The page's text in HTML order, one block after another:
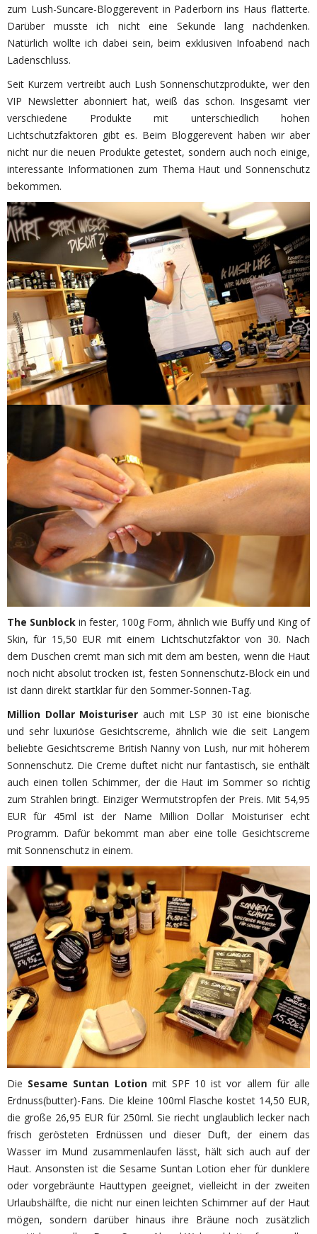
zum Lush-Suncare-Bloggerevent in Paderborn ins Haus flatterte.
Darüber musste ich nicht eine Sekunde lang nachdenken.
Natürlich wollte ich dabei sein, beim exklusiven Infoabend nach
Ladenschluss.
Seit Kurzem vertreibt auch Lush Sonnenschutzprodukte, wer den
VIP Newsletter abonniert hat, weiß das schon. Insgesamt vier
verschiedene Produkte mit unterschiedlich hohen
Lichtschutzfaktoren gibt es. Beim Bloggerevent haben wir aber
nicht nur die neuen Produkte getestet, sondern auch noch einige,
interessante Informationen zum Thema Haut und Sonnenschutz
bekommen.
The Sunblock in fester, 100g Form, ähnlich wie Buffy und King of
Skin, für 15,50 EUR mit einem Lichtschutzfaktor von 30. Nach
dem Duschen cremt man sich mit dem am besten, wenn die Haut
noch nicht absolut trocken ist, festen Sonnenschutz-Block ein und
ist dann direkt startklar für den Sommer-Sonnen-Tag.
Million Dollar Moisturiser auch mit LSP 30 ist eine bionische
und sehr luxuriöse Gesichtscreme, ähnlich wie die seit Langem
beliebte Gesichtscreme British Nanny von Lush, nur mit höherem
Sonnenschutz. Die Creme duftet nicht nur fantastisch, sie enthält
auch einen tollen Schimmer, der die Haut im Sommer so richtig
zum Strahlen bringt. Einziger Wermutstropfen der Preis. Mit 54,95
EUR für 45ml ist der Name Million Dollar Moisturiser echt
Programm. Dafür bekommt man aber eine tolle Gesichtscreme
mit Sonnenschutz in einem.
Die Sesame Suntan Lotionmit SPF 10 ist vor allem für alle
Erdnuss(butter)-Fans. Die kleine 100ml Flasche kostet 14,50 EUR,
die große 26,95 EUR für 250ml. Sie riecht unglaublich lecker nach
frisch gerösteten Erdnüssen und dieser Duft, der einem das
Wasser im Mund zusammenlaufen lässt, hält sich auch auf der
Haut. Ansonsten ist die Sesame Suntan Lotion eher für dunklere
oder vorgebräunte Hauttypen geeignet, vielleicht in der zweiten
Urlaubshälfte, die nicht nur einen leichten Schimmer auf der Haut
mögen, sondern darüber hinaus ihre Bräune noch zusätzlich